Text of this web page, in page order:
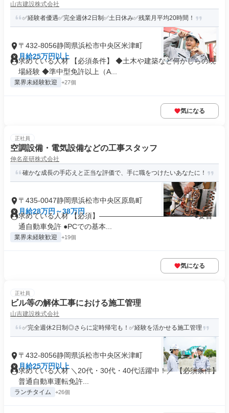
山吉建設株式会社
✅経験者優遇✅完全週休2日制✅土日休み✅残業月平均20時間！
〒432-8056静岡県浜松市中央区米津町
月給25万円以上
求めている人材 【必須条件】 ◆土木や建築など何かしらの現
場経験 ◆準中型免許以上（A...
業界未経験歓迎 +27個
気になる
正社員
空調設備・電気設備などの工事スタッフ
伸名産研株式会社
確かな成長の手応えと正当な評価で、手に職をつけたいあなたに！
〒435-0047静岡県浜松市中央区原島町
月給28万円～38万円
求めている人材 【必須】――――――――――――― ●要普
通自動車免許 ●PCでの基本...
業界未経験歓迎 +19個
気になる
正社員
ビル等の解体工事における施工管理
山吉建設株式会社
✅完全週休2日制◎さらに定時帰宅も！✅経験を活かせる施工管理
〒432-8056静岡県浜松市中央区米津町
月給25万円以上
求めている人材 ＼20代・30代・40代活躍中！／ 【必須条件】
普通自動車運転免許...
ランチタイム +26個